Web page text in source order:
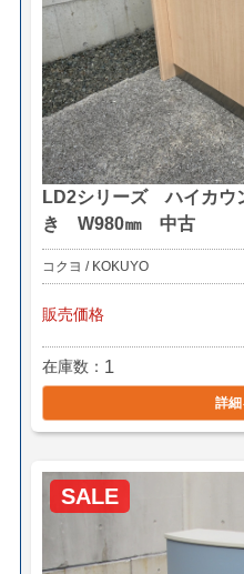
LD2シリーズ ハイカ
き W980㎜ 中古
コクヨ / KOKUYO
販売価格
在庫数 1
詳細
SALE